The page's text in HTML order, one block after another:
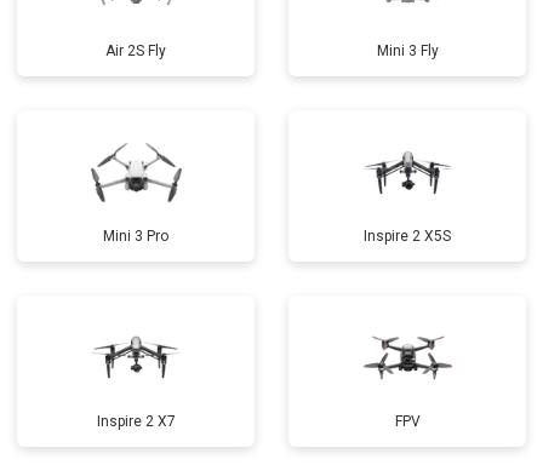
Air 2S Fly Mini 3 Fly
Mini 3 Pro Inspire 2 X5S
Inspire 2 X7 FPV